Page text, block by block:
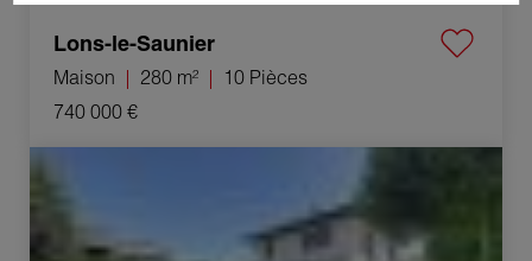
Lons-le-Saunier
Maison 280 m²
10 Pièces
740 000 €
Vente Maison Prévessin-Moëns 6 Pièces 162 m²